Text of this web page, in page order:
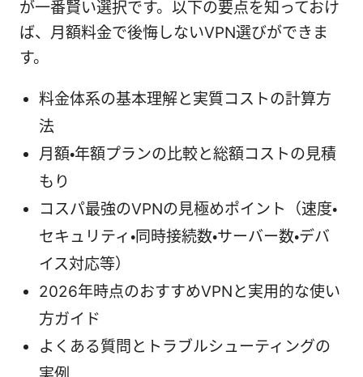
が一番賢い選択です。以下の要点を知っておけ
ば、月額料金で後悔しないVPN選びができま
す。
料金体系の基本理解と実質コストの計算方
法
月額・年額プランの比較と総額コストの見積
もり
コスパ最強のVPNの見極めポイント（速度・
セキュリティ・同時接続数・サーバー数・デバ
イス対応等）
2026年時点のおすすめVPNと実用的な使い
方ガイド
よくある質問とトラブルシューティングの